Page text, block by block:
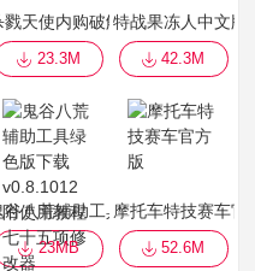
戮天使内购破解版
23.3M
特战果冻人中文版
42.3M
最新免费版
谷八荒辅助工具绿色版下载
23MB
摩托车特技赛车官
52.6M